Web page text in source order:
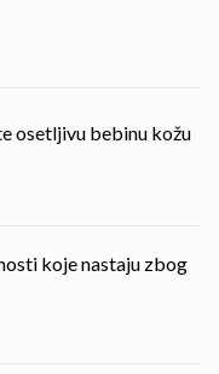
osetljivu bebinu kožu
koje nastaju zbog